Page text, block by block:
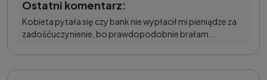
Ostatni komentarz:
Kobieta pytała się czy bank nie wypłacił mi pieniądze za
zadośćuczynienie, bo prawdopodobnie brałam ...